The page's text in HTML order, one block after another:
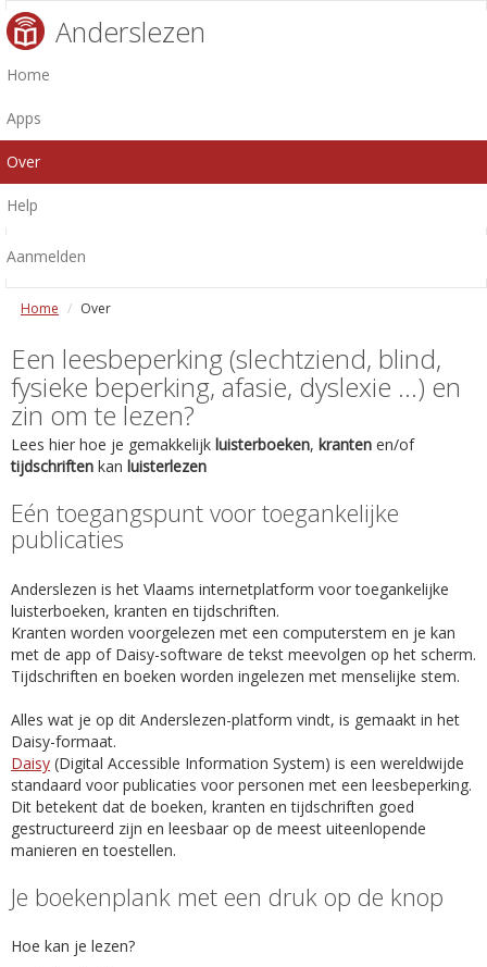
Anderslezen
Home
Apps
Over
Help
Aanmelden
Home Over
Een leesbeperking (slechtziend, blind,
fysieke beperking, afasie, dyslexie ...) en
zin om te lezen?
Lees hier hoe je gemakkelijk luisterboeken, kranten en/of
tijdschriften kan luisterlezen
Eén toegangspunt voor toegankelijke
publicaties
Anderslezen is het Vlaams internetplatform voor toegankelijke
luisterboeken, kranten en tijdschriften.
Kranten worden voorgelezen met een computerstem en je kan
met de app of Daisy-software de tekst meevolgen op het scherm.
Tijdschriften en boeken worden ingelezen met menselijke stem.
Alles wat je op dit Anderslezen-platform vindt, is gemaakt in het
Daisy-formaat.
Daisy (Digital Accessible Information System) is een wereldwijde
standaard voor publicaties voor personen met een leesbeperking.
Dit betekent dat de boeken, kranten en tijdschriften goed
gestructureerd zijn en leesbaar op de meest uiteenlopende
manieren en toestellen.
Je boekenplank met een druk op de knop
Hoe kan je lezen?